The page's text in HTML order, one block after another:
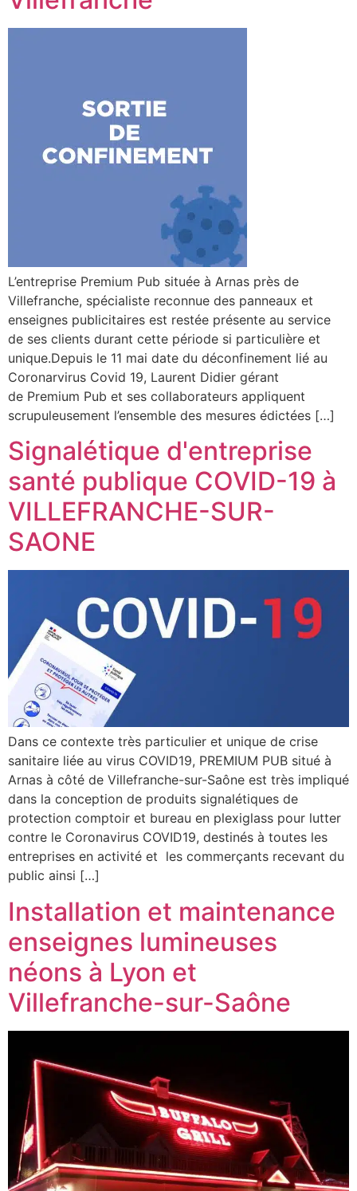
L’entreprise Premium Pub située à Arnas près de
Villefranche, spécialiste reconnue des panneaux et
enseignes publicitaires est restée présente au service
de ses clients durant cette période si particulière et
unique.Depuis le 11 mai date du déconfinement lié au
Coronarvirus Covid 19, Laurent Didier gérant
de Premium Pub et ses collaborateurs appliquent
scrupuleusement l’ensemble des mesures édictées […]
Signalétique d'entreprise
santé publique COVID-19 à
VILLEFRANCHE-SUR-
SAONE
Dans ce contexte très particulier et unique de crise
sanitaire liée au virus COVID19, PREMIUM PUB situé à
Arnas à côté de Villefranche-sur-Saône est très impliqué
dans la conception de produits signalétiques de
protection comptoir et bureau en plexiglass pour lutter
contre le Coronavirus COVID19, destinés à toutes les
entreprises en activité et les commerçants recevant du
public ainsi […]
Installation et maintenance
enseignes lumineuses
néons à Lyon et
Villefranche-sur-Saône